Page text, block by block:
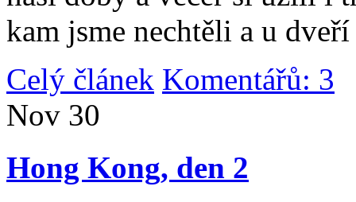
kam jsme nechtěli a u
Celý článek Komentářů: 3
Nov 30
Hong Kong, den 2